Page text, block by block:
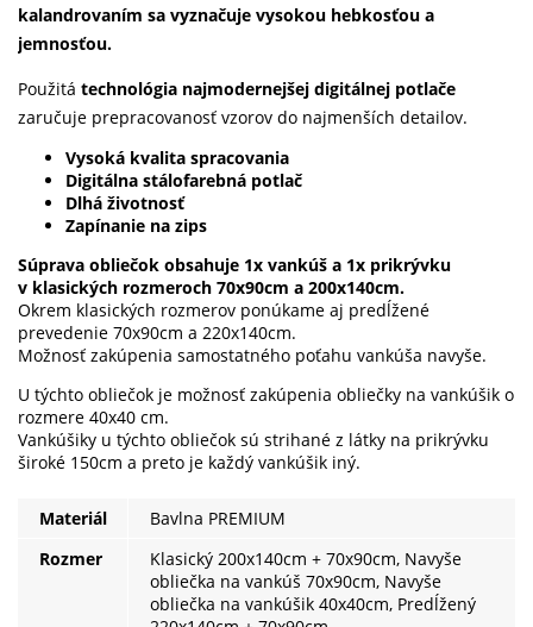
kalandrovaním sa vyznačuje vysokou hebkosťou a
jemnosťou.
Použitá technológia najmodernejšej digitálnej potlače
zaručuje prepracovanosť vzorov do najmenších detailov.
Vysoká kvalita spracovania
Digitálna stálofarebná potlač
Dlhá životnosť
Zapínanie na zips
Súprava obliečok obsahuje 1x vankúš a 1x prikrývku
v klasických rozmeroch 70x90cm a 200x140cm.
Okrem klasických rozmerov ponúkame aj predĺžené
prevedenie 70x90cm a 220x140cm.
Možnosť zakúpenia samostatného poťahu vankúša navyše.
U týchto obliečok je možnosť zakúpenia obliečky na vankúšik o
rozmere 40x40 cm.
Vankúšiky u týchto obliečok sú strihané z látky na prikrývku
široké 150cm a preto je každý vankúšik iný.
Materiál
Bavlna PREMIUM
Rozmer
Klasický 200x140cm + 70x90cm, Navyše
obliečka na vankúš 70x90cm, Navyše
obliečka na vankúšik 40x40cm, Predĺžený